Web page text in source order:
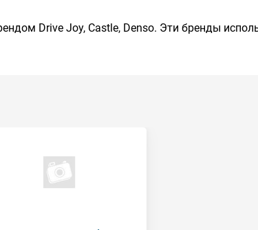
Drive Joy, Castle, Denso. Эти бренды